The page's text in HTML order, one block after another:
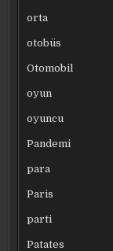
orta
otobüs
Otomobil
oyun
oyuncu
Pandemi
para
Paris
parti
Patates